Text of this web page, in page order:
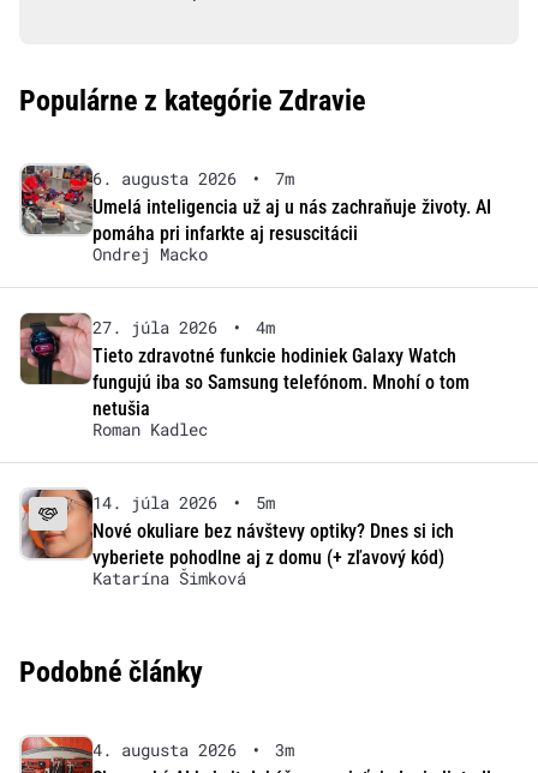
Populárne z kategórie Zdravie
6. augusta 2026 •
7m
Umelá inteligencia už aj u nás zachraňuje životy. AI
pomáha pri infarkte aj resuscitácii
Ondrej Macko
27. júla 2026 •
4m
Tieto zdravotné funkcie hodiniek Galaxy Watch
fungujú iba so Samsung telefónom. Mnohí o tom
netušia
Roman Kadlec
14. júla 2026 •
5m
Nové okuliare bez návštevy optiky? Dnes si ich
vyberiete pohodlne aj z domu (+ zľavový kód)
Katarína Šimková
Podobné články
4. augusta 2026 •
3m